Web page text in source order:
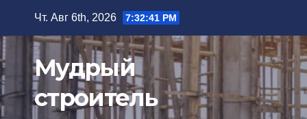
содержимому
Чт. Авг 6th, 2026 7:32:43 PM
Мудрый
строитель